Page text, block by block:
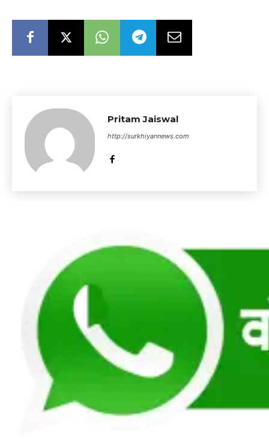
Pritam Jaiswal
http://surkhiyannews.com